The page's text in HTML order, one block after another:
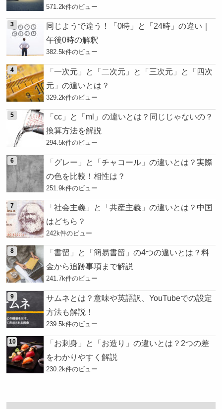
571.2k件のビュー
同じようで違う！「0時」と「24時」の違い｜
午後0時の解釈
382.5k件のビュー
「一次元」と「二次元」と「三次元」と「四次
元」の違いとは？
329.2k件のビュー
「cc」と「ml」の違いとは？同じじゃないの？
換算方法を解説
294.5k件のビュー
「グレー」と「チャコール」の違いとは？実際
の色を比較！相性は？
251.9k件のビュー
「社会主義」と「共産主義」の違いとは？中国
はどちら？
242k件のビュー
「書留」と「簡易書留」の4つの違いとは？料
金から追跡事項まで解説
241.7k件のビュー
サムネとは？意味や英語訳、YouTubeでの設定
方法も解説！
239.5k件のビュー
「お刺身」と「お造り」の違いとは？2つの差
をわかりやすく解説
230.2k件のビュー